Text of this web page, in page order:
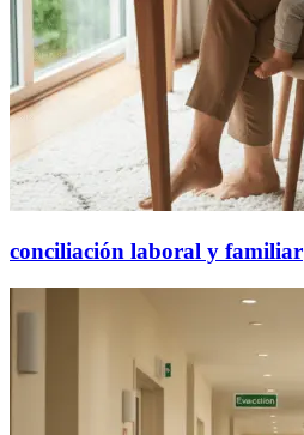
conciliación laboral y familiar